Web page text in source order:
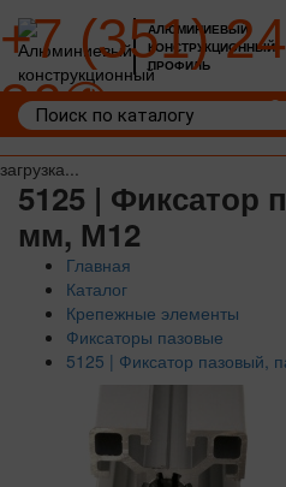
загрузка...
АЛЮМИНИЕВЫЙ
КОНСТРУКЦИОННЫЙ
ПРОФИЛЬ
+7 (351)
36
5125 | Фиксатор
мм, М12
Главная
Каталог
Крепежные элементы
Фиксаторы пазовые
5125 | Фиксатор пазовый,